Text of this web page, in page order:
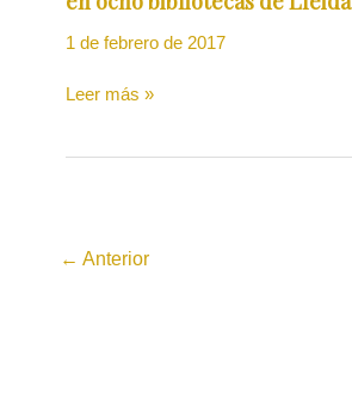
1 de febrero de 2017
Leer más »
← Anterior